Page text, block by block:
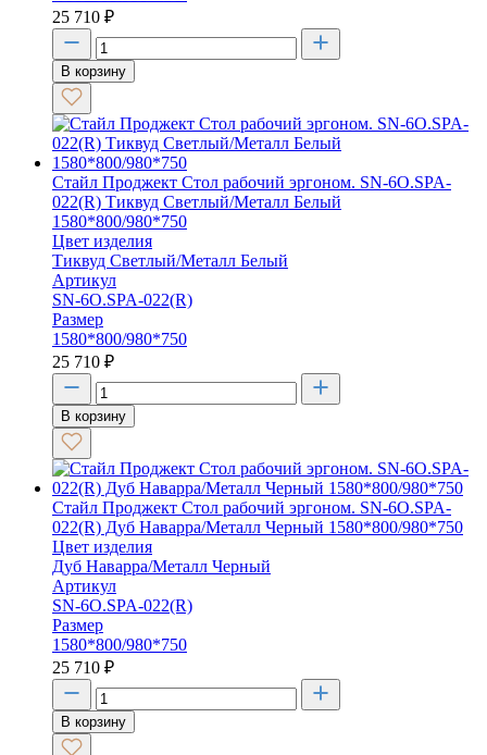
25 710 ₽
В корзину
Стайл Проджект Стол рабочий эргоном. SN-6O.SPA-
022(R) Тиквуд Светлый/Металл Белый
1580*800/980*750
Цвет изделия
Тиквуд Светлый/Металл Белый
Артикул
SN-6O.SPA-022(R)
Размер
1580*800/980*750
25 710 ₽
В корзину
Стайл Проджект Стол рабочий эргоном. SN-6O.SPA-
022(R) Дуб Наварра/Металл Черный 1580*800/980*750
Цвет изделия
Дуб Наварра/Металл Черный
Артикул
SN-6O.SPA-022(R)
Размер
1580*800/980*750
25 710 ₽
В корзину